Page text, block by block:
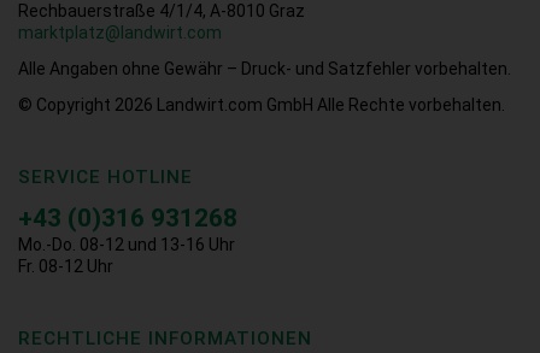
Rechbauerstraße 4/1/4, A-8010 Graz
marktplatz@landwirt.com
Alle Angaben ohne Gewähr – Druck- und Satzfehler vorbehalten.
© Copyright 2026
Landwirt.com GmbH Alle Rechte vorbehalten.
SERVICE HOTLINE
+43 (0)316 931268
Mo.-Do. 08-12 und 13-16 Uhr
Fr. 08-12 Uhr
RECHTLICHE INFORMATIONEN